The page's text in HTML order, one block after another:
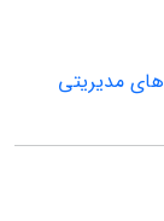
مدیریتی